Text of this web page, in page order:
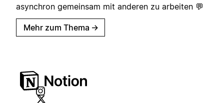
asynchron gemeinsam mit anderen zu arbeiten 💬
Mehr zum Thema →